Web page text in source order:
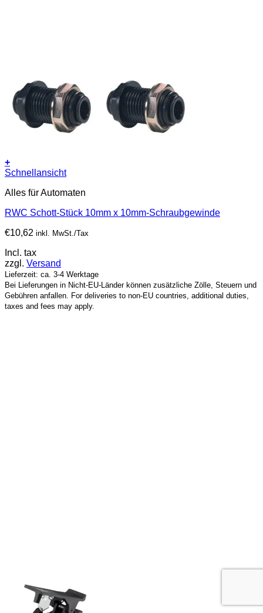
+
Schnellansicht
Alles für Automaten
RWC Schott-Stück 10mm x 10mm-Schraubgewinde
€10,62 inkl. MwSt./Tax
Incl. tax
zzgl. Versand
Lieferzeit: ca. 3-4 Werktage
Bei Lieferungen in Nicht-EU-Länder können zusätzliche Zölle, Steuern und
Gebühren anfallen. For deliveries to non-EU countries, additional duties,
taxes and fees may apply.